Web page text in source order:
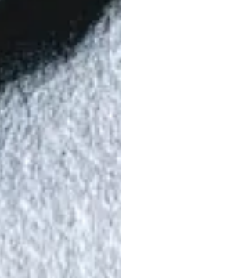
Navigation
de
l’article